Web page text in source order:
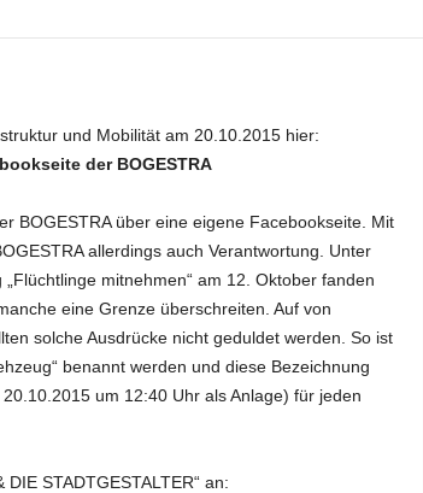
und Mobilität am 20.10.2015 hier:
der BOGESTRA
BOGESTRA über eine eigene Facebookseite. Mit
allerdings auch Verantwortung. Unter
mitnehmen“ am 12. Oktober fanden
eine Grenze überschreiten. Auf von
solche Ausdrücke nicht geduldet werden. So ist
benannt werden und diese Bezeichnung
um 12:40 Uhr als Anlage) für jeden
STADTGESTALTER“ an: